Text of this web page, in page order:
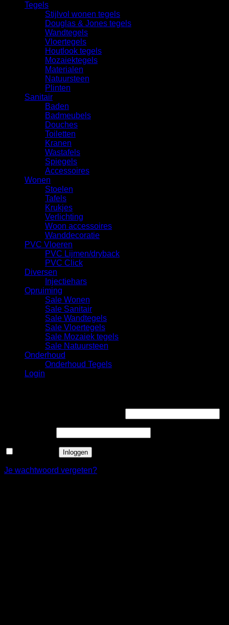
Tegels
Stijlvol wonen tegels
Douglas & Jones tegels
Wandtegels
Vloertegels
Houtlook tegels
Mozaiektegels
Materialen
Natuursteen
Plinten
Sanitair
Baden
Badmeubels
Douches
Toiletten
Kranen
Wastafels
Spiegels
Accessoires
Wonen
Stoelen
Tafels
Krukjes
Verlichting
Woon accessoires
Wanddecoratie
PVC Vloeren
PVC Lijmen/dryback
PVC Click
Diversen
Injectiehars
Opruiming
Sale Wonen
Sale Sanitair
Sale Wandtegels
Sale Vloertegels
Sale Mozaiek tegels
Sale Natuursteen
Onderhoud
Onderhoud Tegels
Login
Inloggen
Je wachtwoord vergeten?